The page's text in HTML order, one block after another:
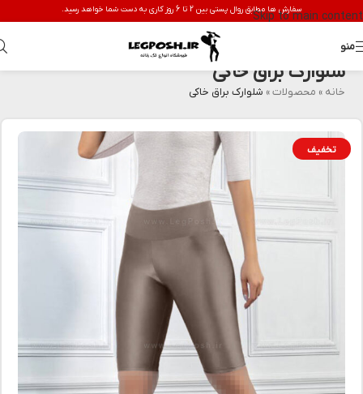
Skip to main contentسفارش ها مطابق روال پستی بین 2 تا 6 روز کاری به دست شما خواهد رسید.
منو
شلوارک براق خاکی
خانه » محصولات» شلوارک براق خاکی
تخفیف